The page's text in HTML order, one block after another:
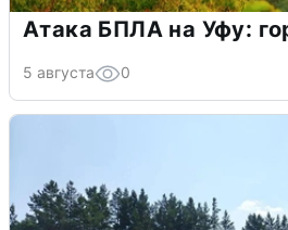
Атака БПЛА на Уфу:
5 августа 0